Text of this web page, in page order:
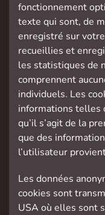
fonctionnement
texte qui sont, de
enregistré sur
recueillies et
les statistiques de
comprennent
individuels. Les
informations telles
qu’il s’agit de la
que des
l’utilisateur
Les données
cookies sont
USA où elles sont